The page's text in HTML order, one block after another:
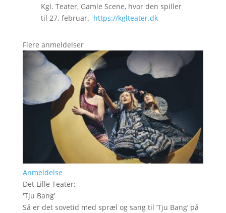
Kgl. Teater, Gamle Scene, hvor den spiller
til 27. februar. https://kglteater.dk
Flere anmeldelser
Anmeldelse
Det Lille Teater:
'Tju Bang'
Så er det sovetid med spræl og sang til ’Tju Bang’ på